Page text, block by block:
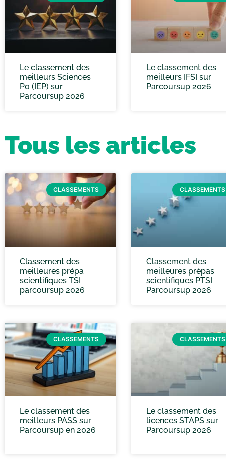
Le classement des
meilleurs Sciences
Po (IEP) sur
Parcoursup 2026
Le classement des
meilleurs IFSI sur
Parcoursup 2026
Tous les articles
CLASSEMENTS
Classement des
meilleures prépa
scientifiques TSI
parcoursup 2026
CLASSEMENTS
Classement des
meilleures prépas
scientifiques PTSI
Parcoursup 2026
CLASSEMENTS
Le classement des
meilleurs PASS sur
Parcoursup en 2026
CLASSEMENTS
Le classement des
licences STAPS sur
Parcoursup 2026